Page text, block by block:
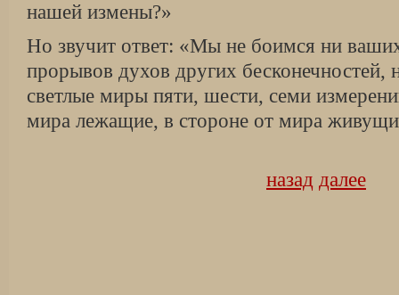
нашей измены?»
Но звучит ответ: «Мы не боимся ни
прорывов духов других бесконечностей,
светлые миры пяти, шести, семи
мира лежащие, в стороне от мира
назад далее